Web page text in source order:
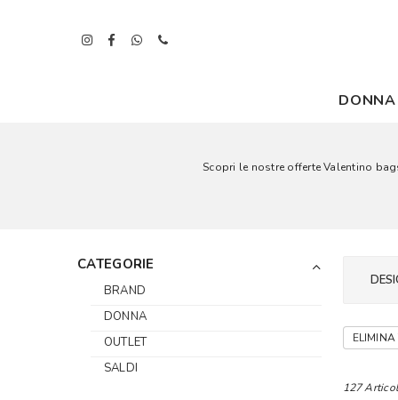
DONNA
Scopri le nostre offerte Valentino
CATEGORIE
BRAND
DONNA
OUTLET
SALDI
ELIMINA
127